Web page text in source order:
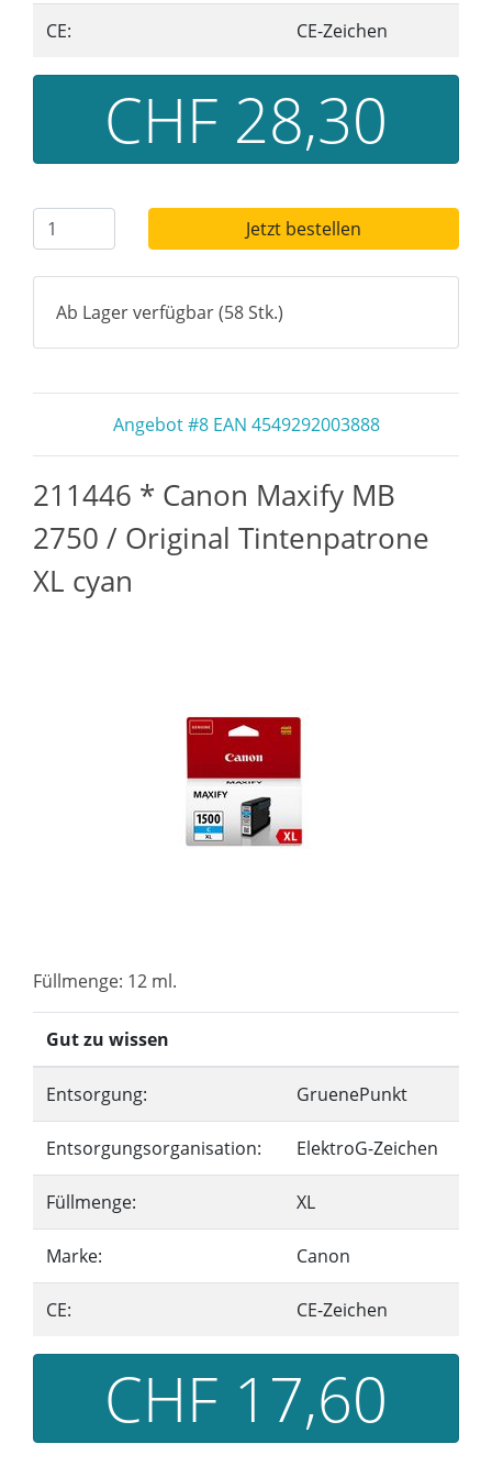
CE: CE-Zeichen
CHF 28,30
Jetzt bestellen
Ab Lager verfügbar (58 Stk.)
Angebot #8 EAN 4549292003888
211446 * Canon Maxify MB
2750 / Original Tintenpatrone
XL cyan
Füllmenge: 12 ml.
Gut zu wissen
Entsorgung: GruenePunkt
Entsorgungsorganisation: ElektroG-Zeichen
Füllmenge: XL
Marke: Canon
CE: CE-Zeichen
CHF 17,60